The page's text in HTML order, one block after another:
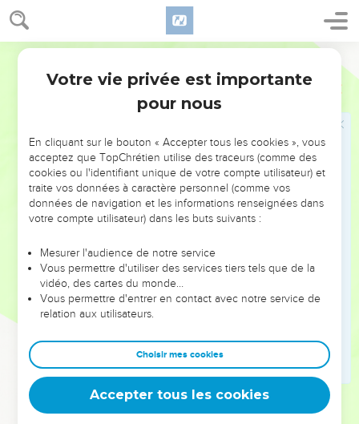
Ezéchiel 18
a commise.
27 Si un méchant se détourne de la méchanceté qu’il a
commise, pour pratiquer le droit et la justice, il fera vivre son
S’il ouvre les yeux et se détourne de tous les crimes qu’il
La maison d’Israël dit : La voie du Seigneur n’est pas
normale. Seraient-ce mes voies qui ne sont pas normales,
maison d’Israël ? Ne seraient-ce pas plutôt vos voies qui ne
sont pas normales ?
maison d’Israël, – oracle du Seigneur, l’Éternel. Revenez et
détournez-vous de tous vos crimes, afin que votre faute ne
soit pas une pierre d’achoppement.
Rejetez loin de vous tous les crimes qui vous ont rendus
nouveau. Pourquoi devriez-vous mourir, maison d’Israël ?
Car je ne désire pas la mort de celui qui meurt, – oracle du
Seigneur, l’Éternel. Convertissez-vous donc et vivez.
Votre vie privée est importante
pour nous
En cliquant sur le bouton « Accepter tous les cookies », vous
acceptez que TopChrétien utilise des traceurs (comme des
cookies ou l'identifiant unique de votre compte utilisateur) et
traite vos données à caractère personnel (comme vos
données de navigation et les informations renseignées dans
votre compte utilisateur) dans les buts suivants :
Mesurer l'audience de notre service
Vous permettre d'utiliser des services tiers tels que de la
vidéo, des cartes du monde…
Vous permettre d'entrer en contact avec notre service de
relation aux utilisateurs.
Choisir mes cookies
Accepter tous les cookies